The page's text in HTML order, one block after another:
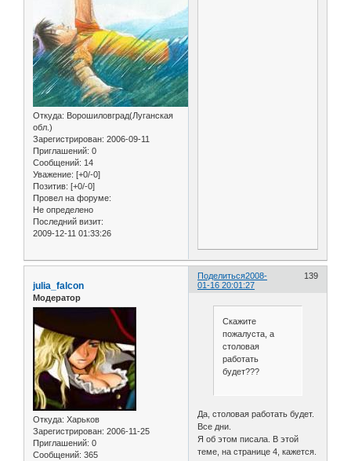
Откуда: Ворошиловград(Луганская
обл.)
Зарегистрирован: 2006-09-11
Приглашений: 0
Сообщений: 14
Уважение: [+0/-0]
Позитив: [+0/-0]
Провел на форуме:
Не определено
Последний визит:
2009-12-11 01:33:26
Поделиться 139
2008-
01-16 20:01:27
julia_falcon
Модератор
Откуда: Харьков
Зарегистрирован: 2006-11-25
Приглашений: 0
Сообщений: 365
Скажите
пожалуста, а
столовая
работать
будет???
Да, столовая работать будет.
Все дни.
Я об этом писала. В этой
теме, на странице 4, кажется.